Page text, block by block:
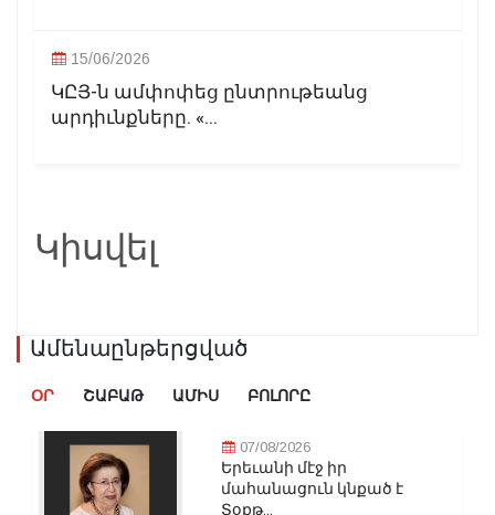
15/06/2026
ԿԸՅ-ն ամփոփեց ընտրութեանց
արդիւնքները. «...
Կիսվել
Ամենաընթերցված
ՕՐ ՇԱԲԱԹ ԱՄԻՍ ԲՈԼՈՐԸ
07/08/2026
Երեւանի մէջ իր
մահանացուն կնքած է
Տօքթ...